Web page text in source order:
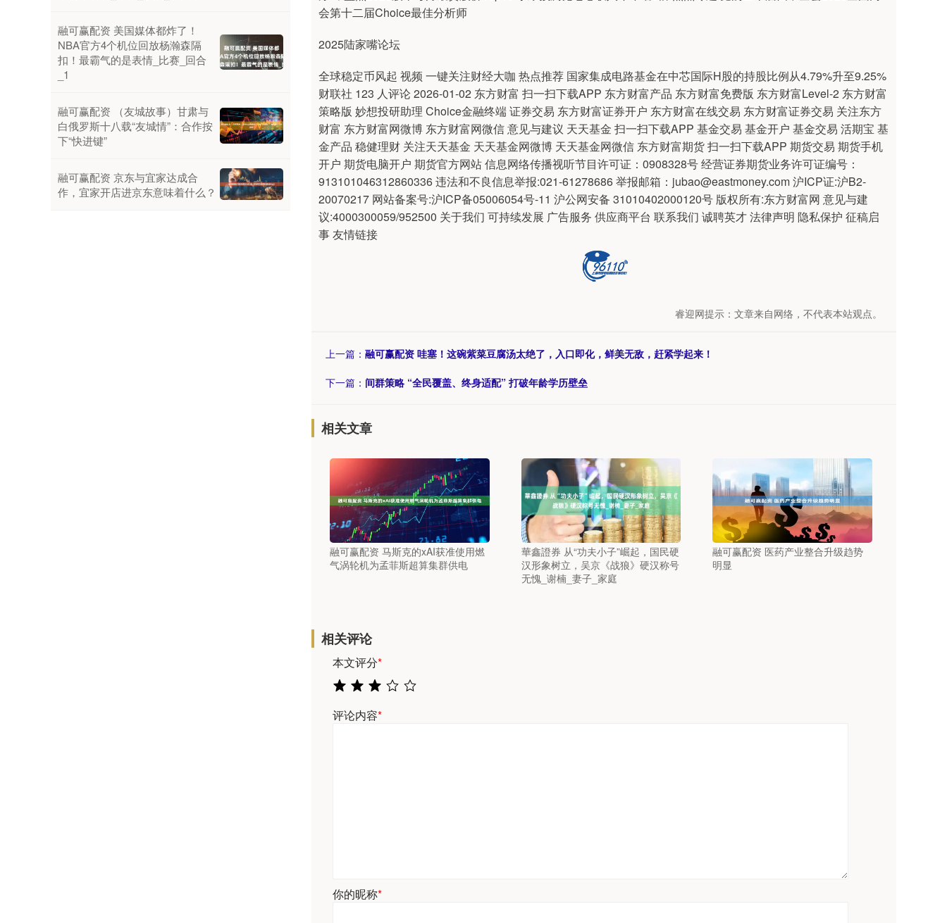
会第十二届Choice最佳分析师
2025陆家嘴论坛
全球稳定币风起 视频 一键关注财经大咖 热点推荐 国家集成电路基金在中芯国际H股的持股比例从4.79%升至9.25%
财联社 123 人评论 2026-01-02 东方财富 扫一扫下载APP 东方财富产品 东方财富免费版 东方财富Level-2 东方财富
策略版 妙想投研助理 Choice金融终端 证券交易 东方财富证券开户 东方财富在线交易 东方财富证券交易 关注东方
财富 东方财富网微博 东方财富网微信 意见与建议 天天基金 扫一扫下载APP 基金交易 基金开户 基金交易 活期宝 基
金产品 稳健理财 关注天天基金 天天基金网微博 天天基金网微信 东方财富期货 扫一扫下载APP 期货交易 期货手机
开户 期货电脑开户 期货官方网站 信息网络传播视听节目许可证：0908328号 经营证券期货业务许可证编号：
913101046312860336 违法和不良信息举报:021-61278686 举报邮箱：jubao@eastmoney.com 沪ICP证:沪B2-
20070217 网站备案号:沪ICP备05006054号-11 沪公网安备 31010402000120号 版权所有:东方财富网 意见与建
议:4000300059/952500 关于我们 可持续发展 广告服务 供应商平台 联系我们 诚聘英才 法律声明 隐私保护 征稿启
事 友情链接
睿迎网提示：文章来自网络，不代表本站观点。
上一篇： 融可赢配资 哇塞！这碗紫菜豆腐汤太绝了，入口即化，鲜美无敌，赶紧学起来！
下一篇： 间群策略 “全民覆盖、终身适配” 打破年龄学历壁垒
相关文章
融可赢配资 马斯克的xAI获准使用燃
气涡轮机为孟菲斯超算集群供电
華鑫證券 从“功夫小子”崛起，国民硬
汉形象树立，吴京《战狼》硬汉称号
无愧_谢楠_妻子_家庭
融可赢配资 医药产业整合升级趋势
明显
相关评论
本文评分*
评论内容*
你的昵称*
融可赢配资 美国媒体都炸了！
NBA官方4个机位回放杨瀚森隔
扣！最霸气的是表情_比赛_回合
_1
融可赢配资 （友城故事）甘肃与
白俄罗斯十八载“友城情”：合作按
下“快进键”
融可赢配资 京东与宜家达成合
作，宜家开店进京东意味着什么？